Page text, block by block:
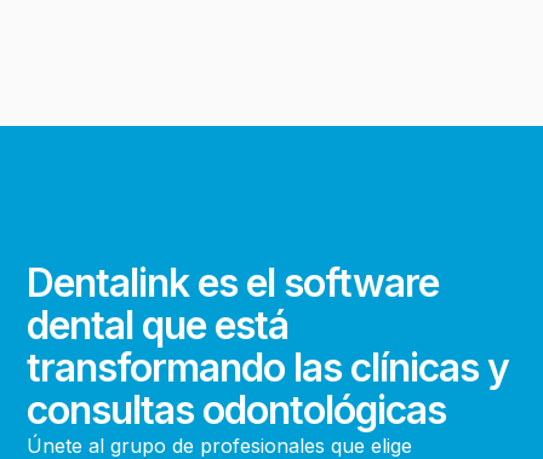
Dentalink es el software
dental que está
transformando las clínicas y
consultas odontológicas
Únete al grupo de profesionales que elige